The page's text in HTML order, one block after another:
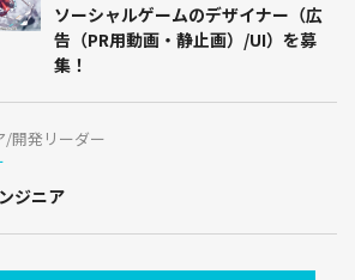
ソーシャルゲームのデザイナー（広
告（PR用動画・静止画）/UI）を募
集！
/開発リーダー
ジニア